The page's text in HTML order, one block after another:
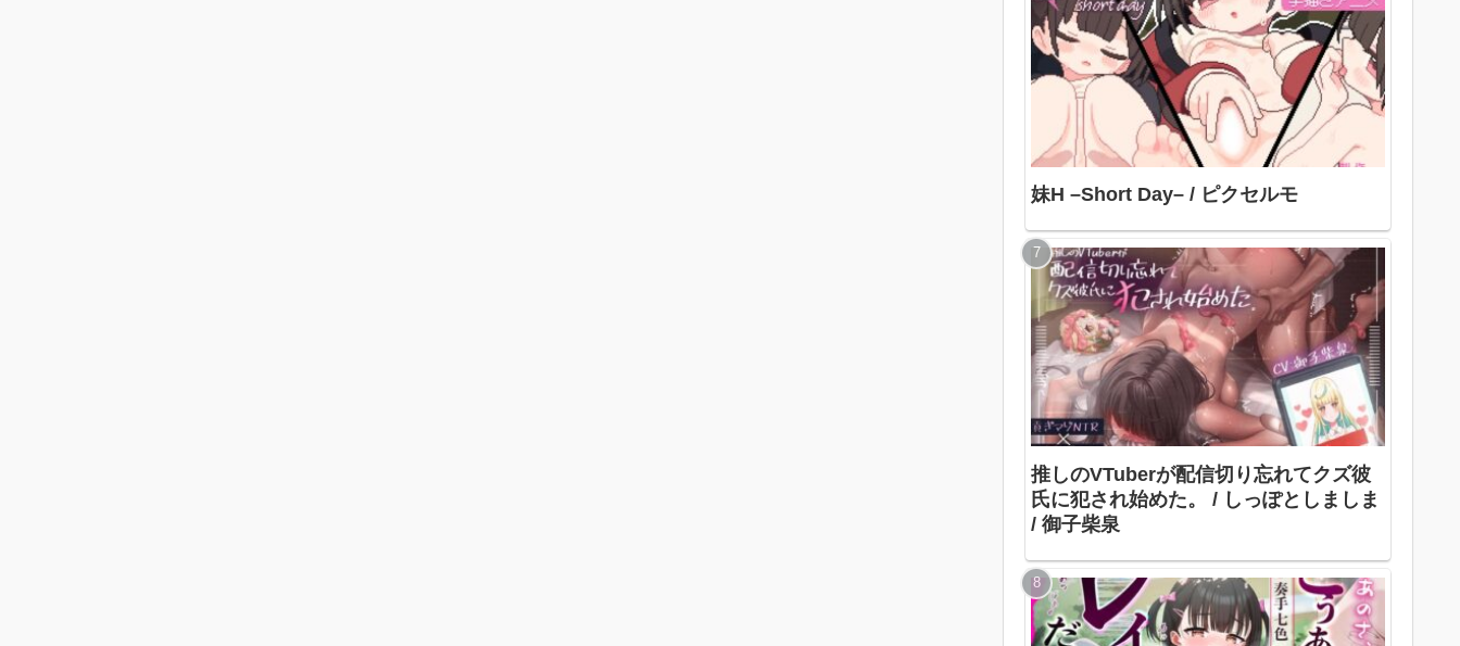
妹H –Short Day– / ピクセルモ
推しのVTuberが配信切り忘れてクズ彼
氏に犯され始めた。 / しっぽとしましま
/ 御子柴泉